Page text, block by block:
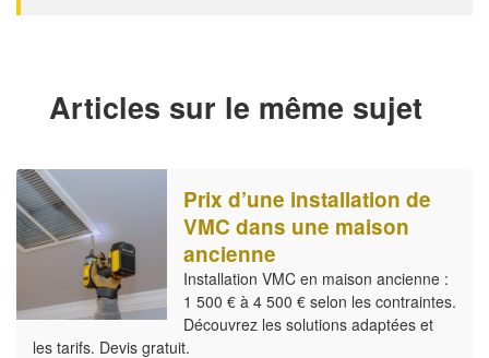
Articles sur le même sujet
Prix d’une installation de
VMC dans une maison
ancienne
Installation VMC en maison ancienne :
1 500 € à 4 500 € selon les contraintes.
Découvrez les solutions adaptées et
les tarifs. Devis gratuit.